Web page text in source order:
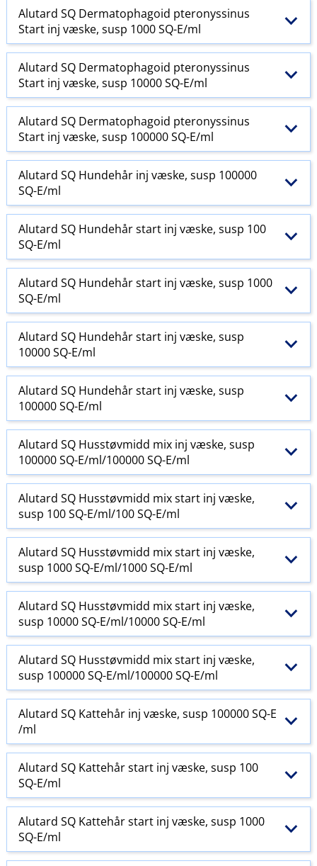
Alutard SQ Dermatophagoid pteronyssinus
Start inj væske, susp 1000 SQ-E​/​ml
Alutard SQ Dermatophagoid pteronyssinus
Start inj væske, susp 10000 SQ-E​/​ml
Alutard SQ Dermatophagoid pteronyssinus
Start inj væske, susp 100000 SQ-E​/​ml
Alutard SQ Hundehår inj væske, susp 100000
SQ-E​/​ml
Alutard SQ Hundehår start inj væske, susp 100
SQ-E​/​ml
Alutard SQ Hundehår start inj væske, susp 1000
SQ-E​/​ml
Alutard SQ Hundehår start inj væske, susp
10000 SQ-E​/​ml
Alutard SQ Hundehår start inj væske, susp
100000 SQ-E​/​ml
Alutard SQ Husstøvmidd mix inj væske, susp
100000 SQ-E​/​ml/100000 SQ-E​/​ml
Alutard SQ Husstøvmidd mix start inj væske,
susp 100 SQ-E​/​ml/100 SQ-E​/​ml
Alutard SQ Husstøvmidd mix start inj væske,
susp 1000 SQ-E​/​ml/1000 SQ-E​/​ml
Alutard SQ Husstøvmidd mix start inj væske,
susp 10000 SQ-E​/​ml/10000 SQ-E​/​ml
Alutard SQ Husstøvmidd mix start inj væske,
susp 100000 SQ-E​/​ml/100000 SQ-E​/​ml
Alutard SQ Kattehår inj væske, susp 100000 SQ-E​
/​ml
Alutard SQ Kattehår start inj væske, susp 100
SQ-E​/​ml
Alutard SQ Kattehår start inj væske, susp 1000
SQ-E​/​ml